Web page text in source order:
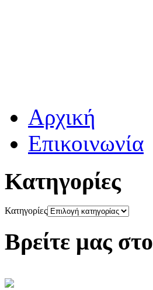
Αρχική
Επικοινωνία
Κατηγορίες
Κατηγορίες
Βρείτε μας στο